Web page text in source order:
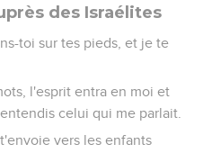
des Israélites
toi sur tes pieds, et je te
l'esprit entra en moi et
celui qui me parlait.
vers les enfants